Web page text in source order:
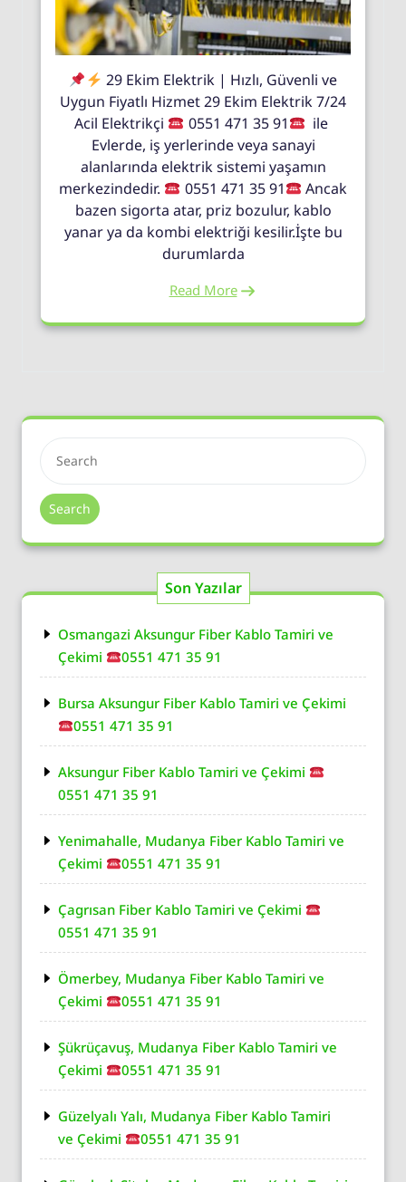
29 Ekim Elektrik | Hızlı, Güvenli ve
Uygun Fiyatlı Hizmet 29 Ekim Elektrik 7/24
Acil Elektrikçi
0551 471 35 91
ile
Evlerde, iş yerlerinde veya sanayi
alanlarında elektrik sistemi yaşamın
merkezindedir.
0551 471 35 91
Ancak
bazen sigorta atar, priz bozulur, kablo
yanar ya da kombi elektriği kesilir.İşte bu
durumlarda
Read More
Search
Son Yazılar
Osmangazi Aksungur Fiber Kablo Tamiri ve
Çekimi
0551 471 35 91
Bursa Aksungur Fiber Kablo Tamiri ve Çekimi
0551 471 35 91
Aksungur Fiber Kablo Tamiri ve Çekimi
0551 471 35 91
Yenimahalle, Mudanya Fiber Kablo Tamiri ve
Çekimi
0551 471 35 91
Çagrısan Fiber Kablo Tamiri ve Çekimi
0551 471 35 91
Ömerbey, Mudanya Fiber Kablo Tamiri ve
Çekimi
0551 471 35 91
Şükrüçavuş, Mudanya Fiber Kablo Tamiri ve
Çekimi
0551 471 35 91
Güzelyalı Yalı, Mudanya Fiber Kablo Tamiri
ve Çekimi
0551 471 35 91